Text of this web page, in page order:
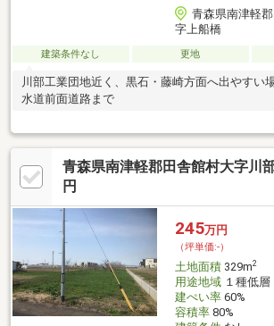
青森県南津軽
字上船橋
建築条件なし 更地
川部工業団地近く、黒石・藤崎方面へ出やす
水道前面道路まで
青森県南津軽郡田舎館村大字川
円
245万円
（坪単価:-）
土地面積329m2
用途地域１種低層
建ぺい率60%
容積率80%